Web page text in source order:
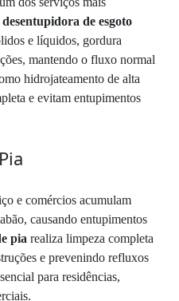
desentupidora de esgoto
e líquidos, gordura
mantendo o fluxo normal
hidrojateamento de alta
e evitam entupimentos
e comércios acumulam
causando entupimentos
pia realiza limpeza completa
e prevenindo refluxos
para residências,